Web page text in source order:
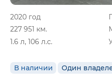
2020 год
227 951 км.
1.6 л, 106 л.с.
В наличии Один